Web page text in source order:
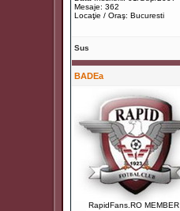
Mesaje: 362
Locaţie / Oraş: Bucuresti
Sus
BADEa
RapidFans.RO MEMBER